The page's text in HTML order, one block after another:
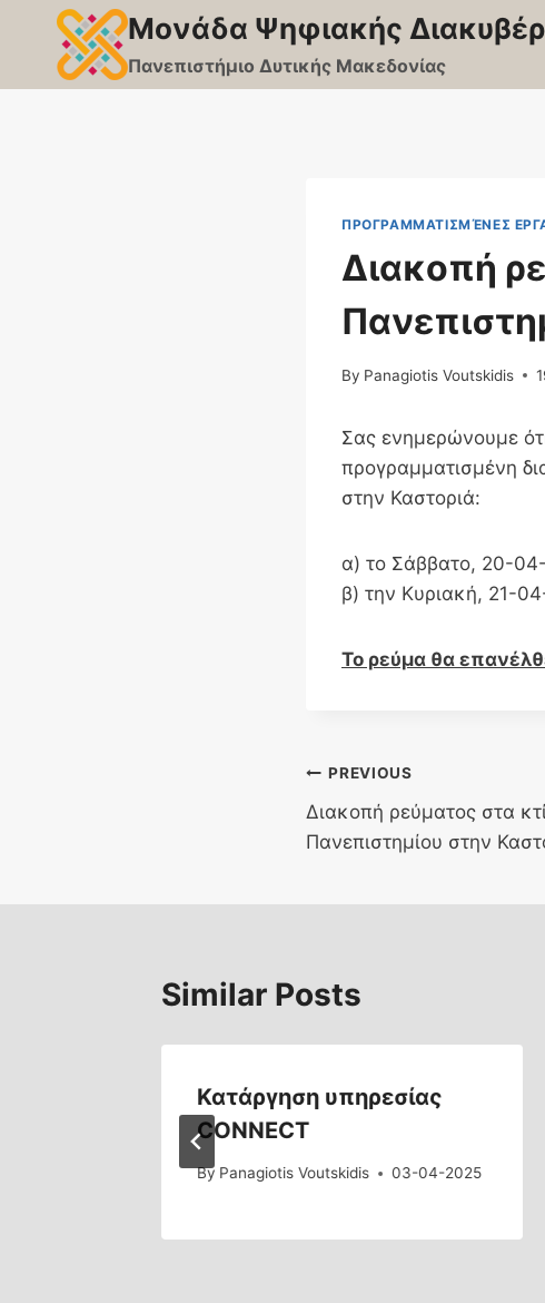
content
Μονάδα Ψηφιακής
Πανεπιστήμιο Δυτικής Μακεδονίας
ΠΡΟΓΡΑΜΜΑΤΙΣΜΈΝΕΣ
Διακοπή
By Panagiotis Voutskidis
Σας ενημερώνουμε
προγραμματισμένη
στην Καστοριά:
α) το Σάββατο, 20-
β) την Κυριακή, 21-
Το ρεύμα θα
Post
navigation
PREVIOUS
Διακοπή ρεύματος στα
Πανεπιστημίου στην
Similar Posts
Κατάργηση υπηρεσίας
CONNECT
By Panagiotis Voutskidis 03-04-2025